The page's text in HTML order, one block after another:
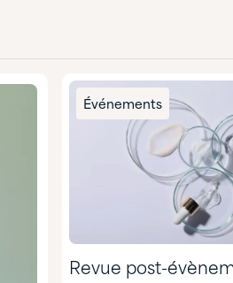
Événements
Revue post-